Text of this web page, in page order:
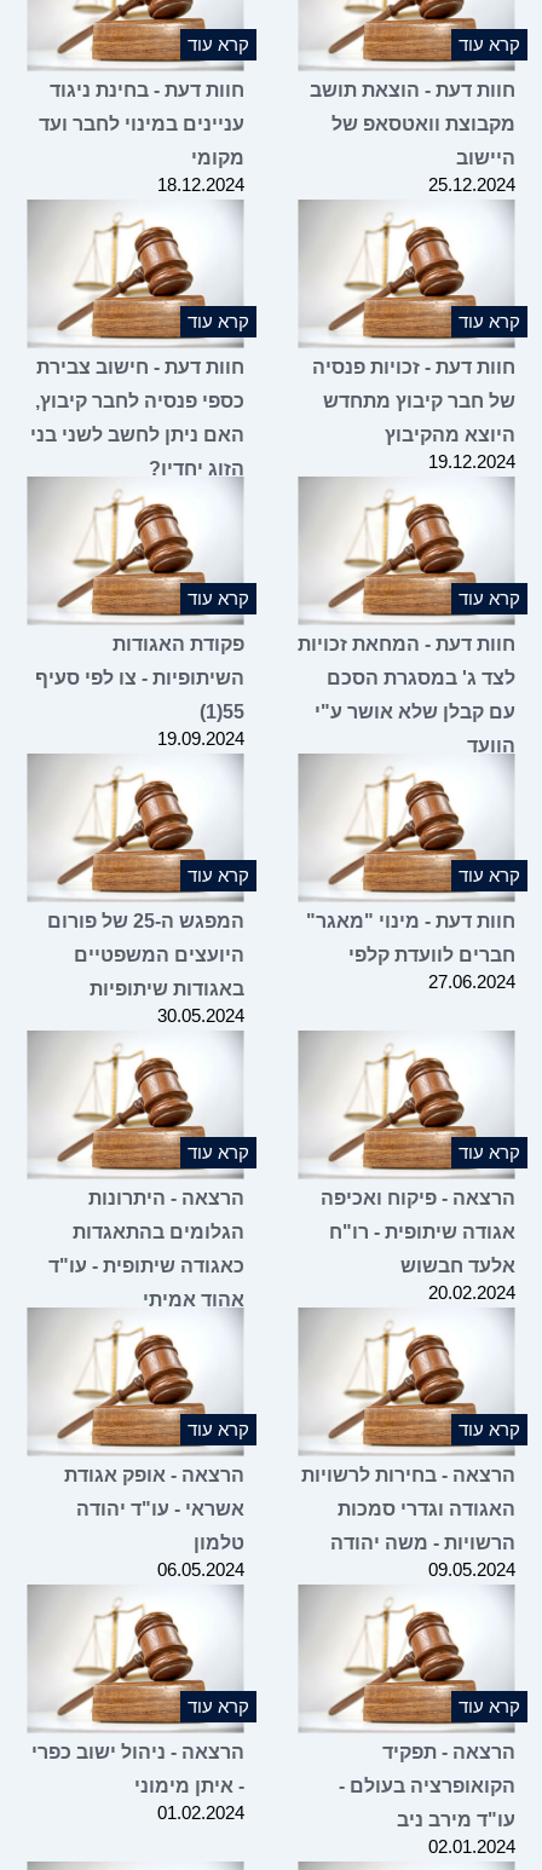
עוד
דעת - הוצאת תושב
וואטסאפ של
קרא עוד
חוות דעת - בחינת ניגוד
עניינים במינוי לחבר ועד
מקומי
18.12.2024
עוד
דעת - זכויות פנסיה
חבר קיבוץ מתחדש
מהקיבוץ
קרא עוד
חוות דעת - חישוב צבירת
כספי פנסיה לחבר קיבוץ,
האם ניתן לחשב לשני בני
הזוג יחדיו?
עוד
דעת - המחאת זכויות
ג' במסגרת הסכם
קבלן שלא אושר ע"י
קרא עוד
פקודת האגודות
השיתופיות - צו לפי סעיף
19.09.2024
עוד
דעת - מינוי "מאגר"
לוועדת קלפי
קרא עוד
המפגש ה-25 של פורום
היועצים המשפטיים
באגודות שיתופיות
30.05.2024
עוד
- פיקוח ואכיפה
שיתופית - רו"ח
חבשוש
קרא עוד
הרצאה - היתרונות
הגלומים בהתאגדות
כאגודה שיתופית - עו"ד
אהוד אמיתי
עוד
- בחירות לרשויות
וגדרי סמכות
- משה יהודה
קרא עוד
הרצאה - אופק אגודת
אשראי - עו"ד יהודה
טלמון
06.05.2024
עוד
- תפקיד
בעולם -
מירב ניב
קרא עוד
הרצאה - ניהול ישוב כפרי
- איתן מימוני
01.02.2024